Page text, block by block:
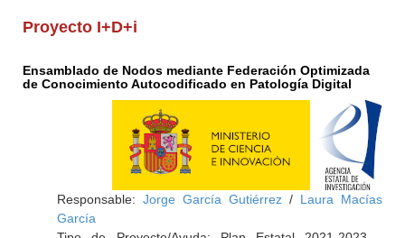
Proyecto I+D+i
Ensamblado de Nodos mediante Federación Optimizada
de Conocimiento Autocodificado en Patología Digital
Responsable: Jorge García Gutiérrez/ Laura Macías
García